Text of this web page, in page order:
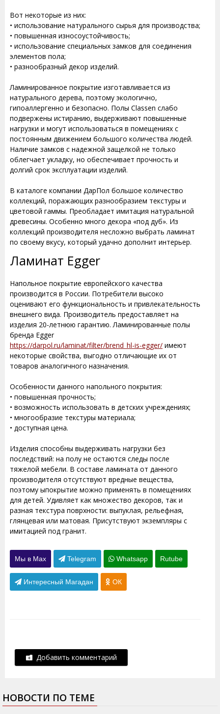
Вот некоторые из них:
• использование натурального сырья для производства;
• повышенная износоустойчивость;
• использование специальных замков для соединения
элементов пола;
• разнообразный декор изделий.
Ламинированное покрытие изготавливается из
натурального дерева, поэтому экологично,
гипоаллергенно и безопасно. Полы Classen слабо
подвержены истиранию, выдерживают повышенные
нагрузки и могут использоваться в помещениях с
постоянным движением большого количества людей.
Наличие замков с надежной защелкой не только
облегчает укладку, но обеспечивает прочность и
долгий срок эксплуатации изделий.
В каталоге компании ДарПол большое количество
коллекций, поражающих разнообразием текстуры и
цветовой гаммы. Преобладает имитация натуральной
древесины. Особенно много декора «под дуб». Из
коллекций производителя несложно выбрать ламинат
по своему вкусу, который удачно дополнит интерьер.
Ламинат Egger
Напольное покрытие европейского качества
производится в России. Потребители высоко
оценивают его функциональность и привлекательность
внешнего вида. Производитель предоставляет на
изделия 20-летнюю гарантию. Ламинированные полы
бренда Egger
https://darpol.ru/laminat/filter/brend_hl-is-egger/ имеют
некоторые свойства, выгодно отличающие их от
товаров аналогичного назначения.
Особенности данного напольного покрытия:
• повышенная прочность;
• возможность использовать в детских учреждениях;
• многообразие текстуры материала;
• доступная цена.
Изделия способны выдерживать нагрузки без
последствий: на полу не остаются следы после
тяжелой мебели. В составе ламината от данного
производителя отсутствуют вредные вещества,
поэтому ыпокрытие можно применять в помещениях
для детей. Удивляет как множество декоров, так и
разная текстура поврхности: выпуклая, рельефная,
глянцевая или матовая. Присутствуют экземпляры с
имитацией под гранит.
Мы в Max Telegram Whatsapp Rutube
Интересный Магадан ОК
Добавить комментарий
НОВОСТИ ПО ТЕМЕ